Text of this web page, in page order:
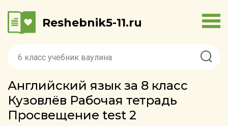
Reshebnik5-11.ru
Английский язык за 8 класс
Кузовлёв Рабочая тетрадь
Просвещение test 2